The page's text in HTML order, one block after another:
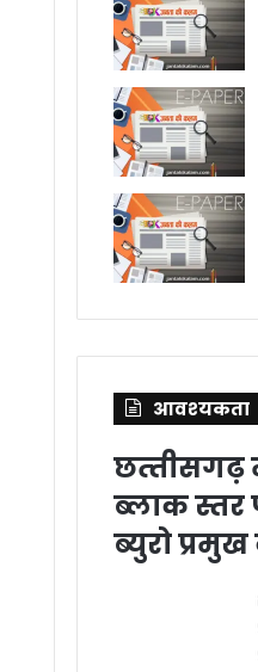
आवश्‍यकता
छत्‍तीसगढ़
ब्‍लाक स्‍तर
ब्‍युरो